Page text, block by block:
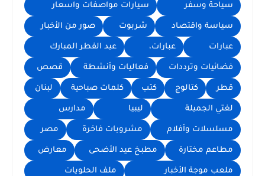
سياحة وسفر سيارات مواصفات واسعار
سياسة واقتصاد شربوت صور من الأخبار
عبارات عبارات، عيد الفطر المبارك
فضائيات وترددات فعاليات وأنشطة قصص
قطر كتالوج كتب كلمات صباحية لبنان
لغتي الجميلة ليبيا مدارس
مسلسلات وأفلام مشروبات فاخرة مصر
مطاعم مختارة مطبخ عيد الأضحى معارض
ملعب موجة الأخبار ملف الحلويات